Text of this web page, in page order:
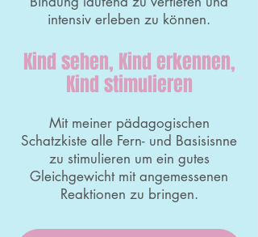
intensiv erleben zu können.
Kind sehen, Kind erkennen,
Kind stimulieren
Mit meiner pädagogischen
Schatzkiste alle Fern- und Basisisnne
zu stimulieren um ein gutes
Gleichgewicht mit angemessenen
Reaktionen zu bringen.